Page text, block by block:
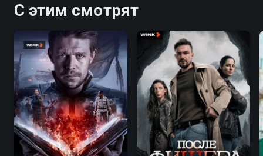
С этим смотрят